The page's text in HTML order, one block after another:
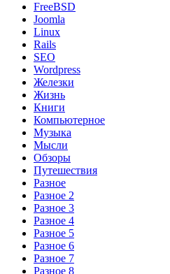
FreeBSD
Joomla
Linux
Rails
SEO
Wordpress
Железки
Жизнь
Книги
Компьютерное
Музыка
Мысли
Обзоры
Путешествия
Разное
Разное 2
Разное 3
Разное 4
Разное 5
Разное 6
Разное 7
Разное 8